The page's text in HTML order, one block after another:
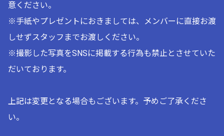
意ください。
※手紙やプレゼントにおきましては、メンバーに直接お渡
しせずスタッフまでお渡しください。
※撮影した写真をSNSに掲載する行為も禁止とさせていた
だいております。
上記は変更となる場合もございます。予めご了承くださ
い。